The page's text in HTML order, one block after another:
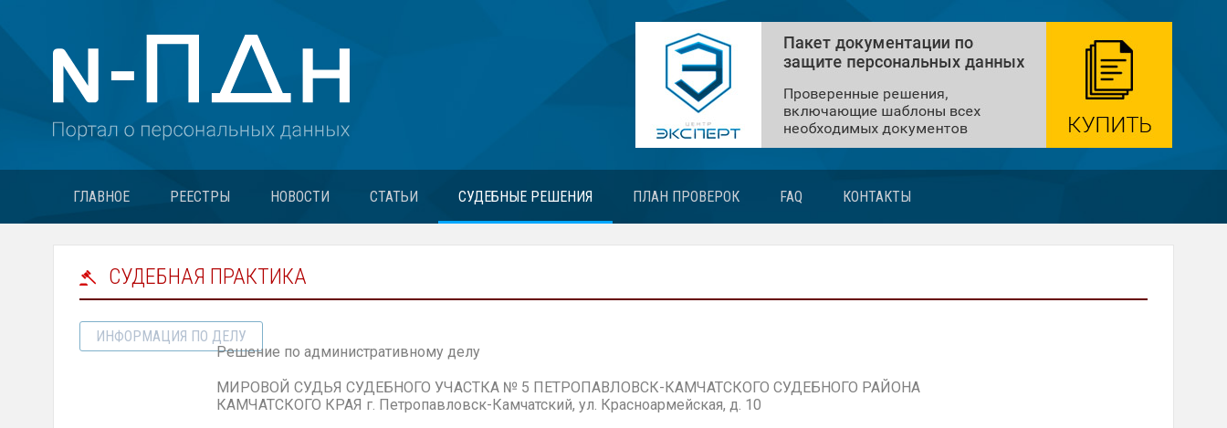
ГЛАВНОЕ РЕЕСТРЫ НОВОСТИ СТАТЬИ СУДЕБНЫЕ РЕШЕНИЯ ПЛАН ПРОВЕРОК FAQ КОНТАКТЫ
СУДЕБНАЯ ПРАКТИКА
ИНФОРМАЦИЯ ПО ДЕЛУ
Решение по административному делу
МИРОВОЙ СУДЬЯ СУДЕБНОГО УЧАСТКА № 5 ПЕТРОПАВЛОВСК-КАМЧАТСКОГО СУДЕБНОГО РАЙОНА
КАМЧАТСКОГО КРАЯ г. Петропавловск-Камчатский, ул. Красноармейская, д. 10